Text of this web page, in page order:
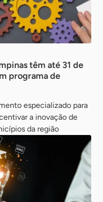
têm até 31 de
programa de
especializado para
a inovação de
da região